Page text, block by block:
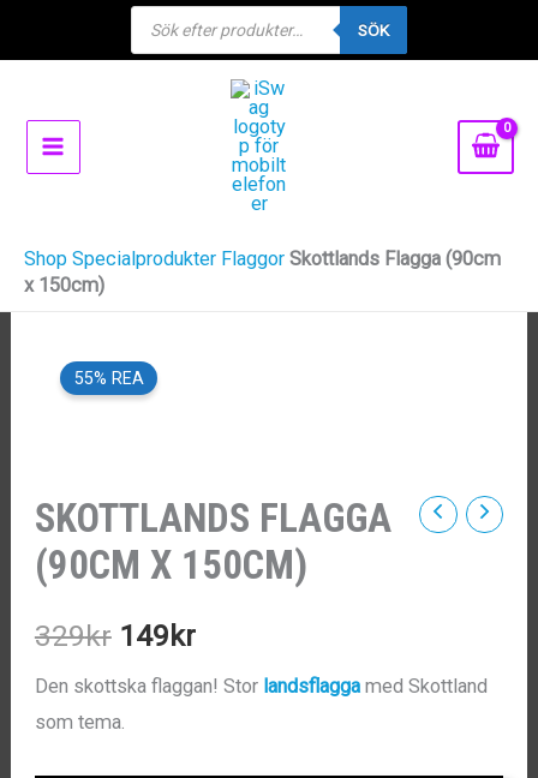
Products
search
SÖK
Shop Specialprodukter Flaggor Skottlands Flagga (90cm
x 150cm)
55% REA
SKOTTLANDS FLAGGA
(90CM X 150CM)
329kr Det
ursprungliga
149 krDet
nuvarande
Den skottska flaggan! Stor landsflaggamed Skottland
som tema.